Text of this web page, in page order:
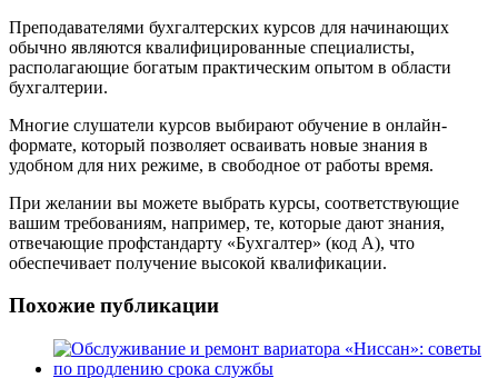
Преподавателями бухгалтерских курсов для начинающих
обычно являются квалифицированные специалисты,
располагающие богатым практическим опытом в области
бухгалтерии.
Многие слушатели курсов выбирают обучение в онлайн-
формате, который позволяет осваивать новые знания в
удобном для них режиме, в свободное от работы время.
При желании вы можете выбрать курсы, соответствующие
вашим требованиям, например, те, которые дают знания,
отвечающие профстандарту «Бухгалтер» (код А), что
обеспечивает получение высокой квалификации.
Похожие публикации